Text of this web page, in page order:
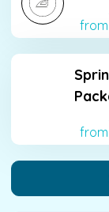
from
from